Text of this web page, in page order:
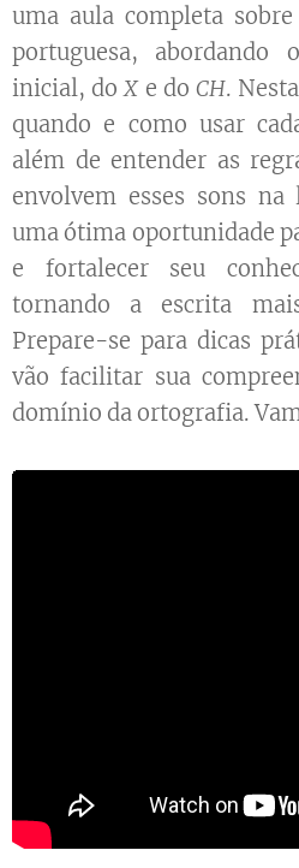
uma aula completa
portuguesa,
inicial, doXe doCH.
quando e como usar
além de entender as
envolvem esses sons na
uma ótima oportunidade
e fortalecer seu
tornando a escrita
Prepare-se para dicas
vão facilitar sua
domínio da ortografia.